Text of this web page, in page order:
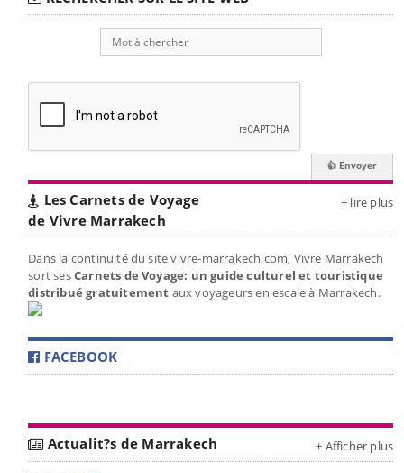
Les Carnets de Voyage
de Vivre Marrakech
+ lire plus
Dans la continuité du site vivre-marrakech.com, Vivre Marrakech
sort sesCarnets de Voyage: un guide culturel et touristique
distribué gratuitement aux voyageurs en escale à Marrakech.
FACEBOOK
Actualit?s de Marrakech + Afficher plus